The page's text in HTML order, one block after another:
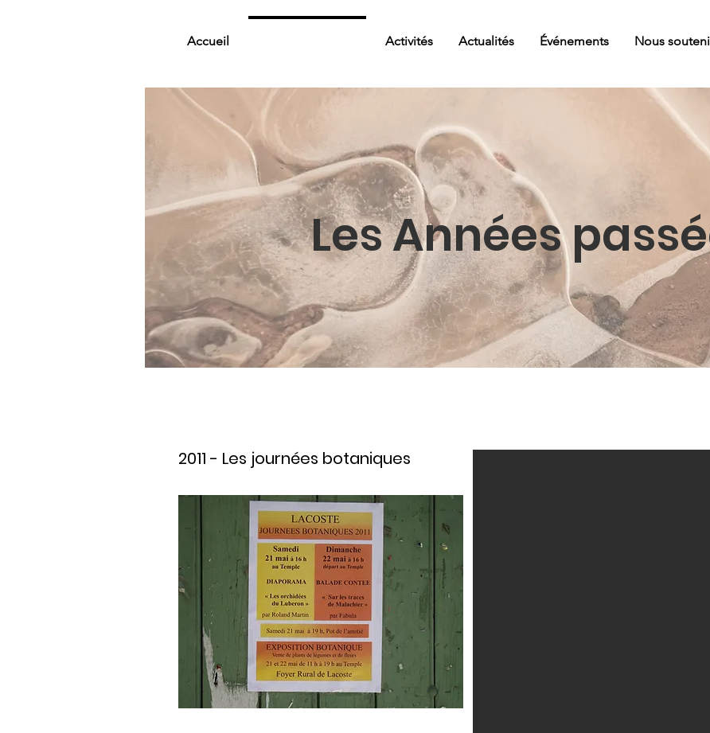
Accueil Activités Actualités Événements Nous
Les Années
2011 - Les journées botaniques